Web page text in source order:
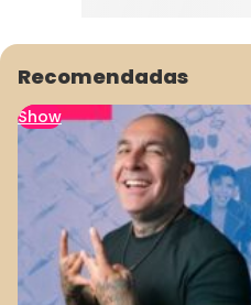
Recomendadas
Show